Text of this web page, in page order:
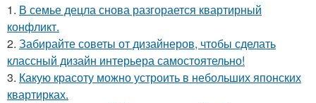
1. В семье децла снова разгорается квартирный
конфликт.
2. Забирайте советы от дизайнеров, чтобы сделать
классный дизайн интерьера самостоятельно!
3. Какую красоту можно устроить в небольших японских
квартирках.